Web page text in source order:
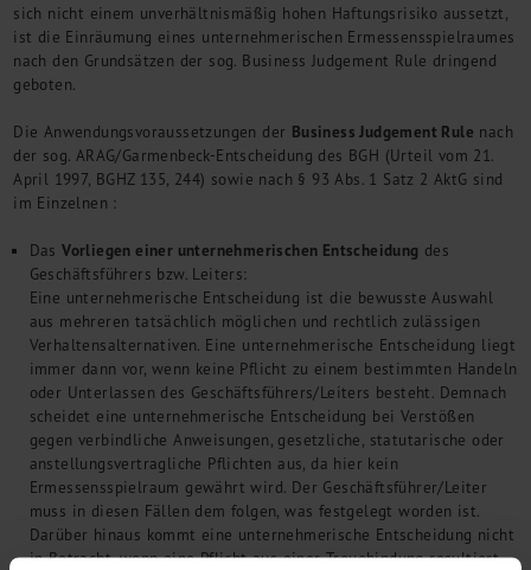
sich nicht einem unverhältnismäßig hohen Haftungsrisiko aussetzt,
ist die Einräumung eines unternehmerischen Ermessensspielraumes
nach den Grundsätzen der sog. Business Judgement Rule dringend
geboten.
Die Anwendungsvoraussetzungen der Business Judgement Rule nach
der sog. ARAG/Garmenbeck-Entscheidung des BGH (Urteil vom 21.
April 1997, BGHZ 135, 244) sowie nach § 93 Abs. 1 Satz 2 AktG sind
im Einzelnen :
DasVorliegen einer unternehmerischen Entscheidung des
Geschäftsführers bzw. Leiters:
Eine unternehmerische Entscheidung ist die bewusste Auswahl
aus mehreren tatsächlich möglichen und rechtlich zulässigen
Verhaltensalternativen. Eine unternehmerische Entscheidung liegt
immer dann vor, wenn keine Pflicht zu einem bestimmten Handeln
oder Unterlassen des Geschäftsführers/Leiters besteht. Demnach
scheidet eine unternehmerische Entscheidung bei Verstößen
gegen verbindliche Anweisungen, gesetzliche, statutarische oder
anstellungsvertragliche Pflichten aus, da hier kein
Ermessensspielraum gewährt wird. Der Geschäftsführer/Leiter
muss in diesen Fällen dem folgen, was festgelegt worden ist.
Darüber hinaus kommt eine unternehmerische Entscheidung nicht
in Betracht, wenn eine Pflicht aus einer Treuebindung resultiert